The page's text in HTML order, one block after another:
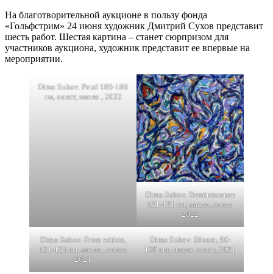
На благотворительной аукционе в пользу фонда
«Гольфстрим» 24 июня художник Дмитрий Сухов представит
шесть работ. Шестая картина – станет сюрпризом для
участников аукциона, художник представит ее впервые на
мероприятии.
Dima Suhov. Petal 186-186
см, холст, масло , 2022
Dima Suhov. Reminiscence
121-121 см, масло, холст,
2022
Dima Suhov. From within,
121-121 см, масло , холст,
2021
Dima Suhov. Bloom, 90-
130 cm, масло, холст, 2021